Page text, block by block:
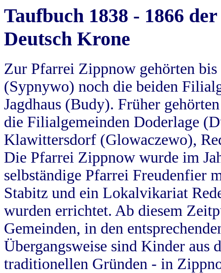
Taufbuch 1838 - 1866
Deutsch Krone
Zur Pfarrei Zippnow gehörten
(Sypnywo) noch die beiden
Jagdhaus (Budy). Früher
die Filialgemeinden Doderlage
Klawittersdorf (Glowaczewo),
Die Pfarrei Zippnow wurde im
selbständige Pfarrei Freudenfier
Stabitz und ein Lokalvikariat
wurden errichtet. Ab diesem
Gemeinden, in den
Übergangsweise sind Kinder aus
traditionellen Gründen - in